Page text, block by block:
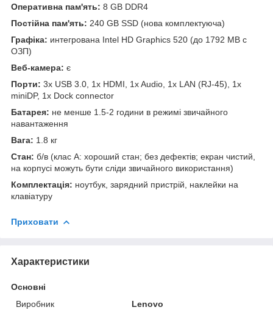
Оперативна пам'ять: 8 GB DDR4
Постійна пам'ять: 240 GB SSD (нова комплектуюча)
Графіка: интегрована Intel HD Graphics 520 (до 1792 MB с
ОЗП)
Веб-камера: є
Порти: 3x USB 3.0, 1x HDMI, 1x Audio, 1x LAN (RJ-45), 1x
miniDP, 1x Dock connector
Батарея: не менше 1.5-2 години в режимі звичайного
навантаження
Вага: 1.8 кг
Стан: б/в (клас А: хороший стан; без дефектів; екран чистий,
на корпусі можуть бути сліди звичайного використання)
Комплектація: ноутбук, зарядний пристрій, наклейки на
клавіатуру
Приховати
Характеристики
Основні
Виробник
Lenovo